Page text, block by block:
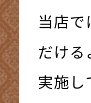
当店
だけ
実施し